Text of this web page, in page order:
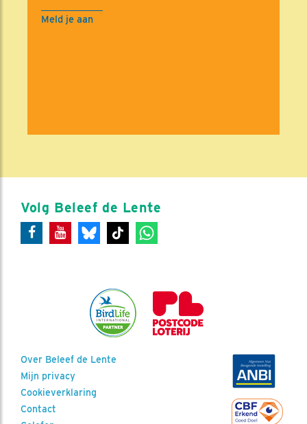
Meld je aan
Volg Beleef de Lente
Over Beleef de Lente
Mijn privacy
Cookieverklaring
Contact